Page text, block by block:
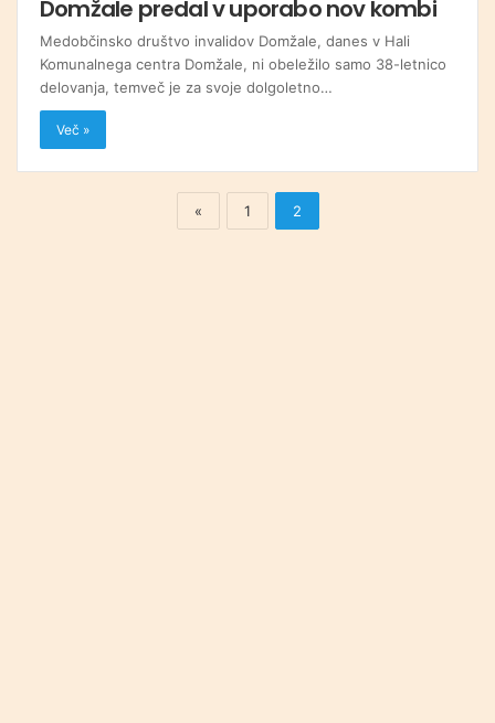
Domžale predal v uporabo nov kombi
Medobčinsko društvo invalidov Domžale, danes v Hali
Komunalnega centra Domžale, ni obeležilo samo 38-letnico
delovanja, temveč je za svoje dolgoletno…
Več »
« 1 2